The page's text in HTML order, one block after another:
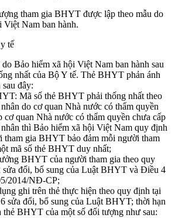
tham gia BHYT được lập theo mẫu do
Việt Nam ban hành.
tế
Bảo hiểm xã hội Việt Nam ban hành sau
nhất của Bộ Y tế. Thẻ BHYT phản ánh
đây:
Mã số thẻ BHYT phải thống nhất theo
do cơ quan Nhà nước có thẩm quyền
cơ quan Nhà nước có thẩm quyền chưa cấp
thì Bảo hiểm xã hội Việt Nam quy định
tham gia BHYT bảo đảm mỗi người tham
mã số thẻ BHYT duy nhất;
BHYT của người tham gia theo quy
đổi, bổ sung của Luật BHYT và Điều 4
2014/NĐ-CP;
ghi trên thẻ thực hiện theo quy định tại
sửa đổi, bổ sung của Luật BHYT; thời hạn
thẻ BHYT của một số đối tượng như sau: